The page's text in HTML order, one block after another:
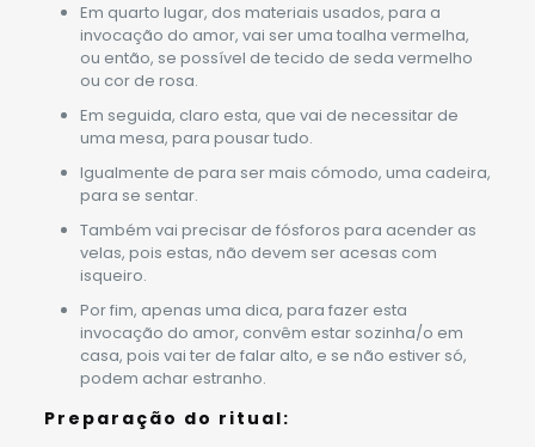
Em quarto lugar, dos materiais usados, para a
invocação do amor, vai ser uma toalha vermelha,
ou então, se possível de tecido de seda vermelho
ou cor de rosa.
Em seguida, claro esta, que vai de necessitar de
uma mesa, para pousar tudo.
Igualmente de para ser mais cómodo, uma cadeira,
para se sentar.
Também vai precisar de fósforos para acender as
velas, pois estas, não devem ser acesas com
isqueiro.
Por fim, apenas uma dica, para fazer esta
invocação do amor, convêm estar sozinha/o em
casa, pois vai ter de falar alto, e se não estiver só,
podem achar estranho.
Preparação do ritual: